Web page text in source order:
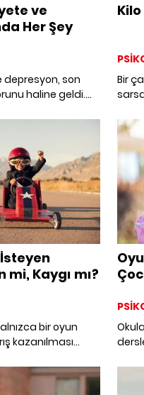
ve
Her Şey
son
haline geldi.
müdür? İşte tüm
Bir
Kaygı mı?
bir oyun
kazanılması
sınavdır.
başarısızlık değil,